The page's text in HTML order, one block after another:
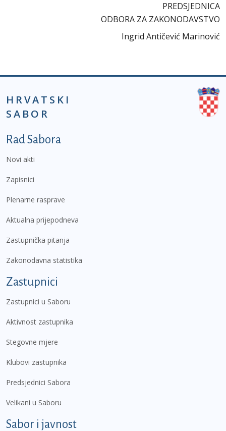
PREDSJEDNICA
ODBORA ZA ZAKONODAVSTVO
Ingrid Antičević Marinović
HRVATSKI
SABOR
Podnožje prvi izbornik
Rad Sabora
Novi akti
Zapisnici
Plenarne rasprave
Aktualna prijepodneva
Zastupnička pitanja
Zakonodavna statistika
Zastupnici
Zastupnici u Saboru
Aktivnost zastupnika
Stegovne mjere
Klubovi zastupnika
Predsjednici Sabora
Velikani u Saboru
Sabor i javnost